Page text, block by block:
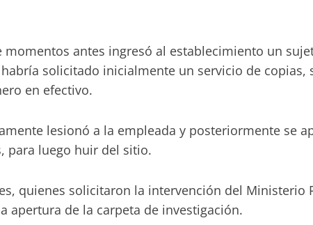
antes ingresó al establecimiento un
solicitado inicialmente un servicio de
en efectivo.
lesionó a la empleada y posteriormente se
para luego huir del sitio.
quienes solicitaron la intervención del Ministerio
apertura de la carpeta de investigación.